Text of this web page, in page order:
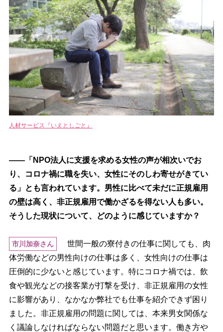
人材サービス『いえとしごと』
――「NPO法人に支援を求める女性の声が相次いでお
り、コロナ禍に職を失い、女性にそのしわ寄せがきてい
る」とも言われています。男性に比べて未だに正規雇用
の壁は高く、非正規雇用で働かざるを得ない人も多い。
そうした現状について、どのように感じていますか？
市川加奈さん
世間一般の寮付きの仕事に関しても、肉
体労働などの男性向けの仕事は多く、女性向けの仕事は
圧倒的に少ないと感じています。特にコロナ禍では、飲
食や観光などの接客業が打撃を受け、非正規雇用の女性
に影響があり、なかなか弊社でも仕事を紹介できず困り
ました。非正規雇用の問題に関しては、本来男女関係な
く議論しなければならない問題だと思います。働き方